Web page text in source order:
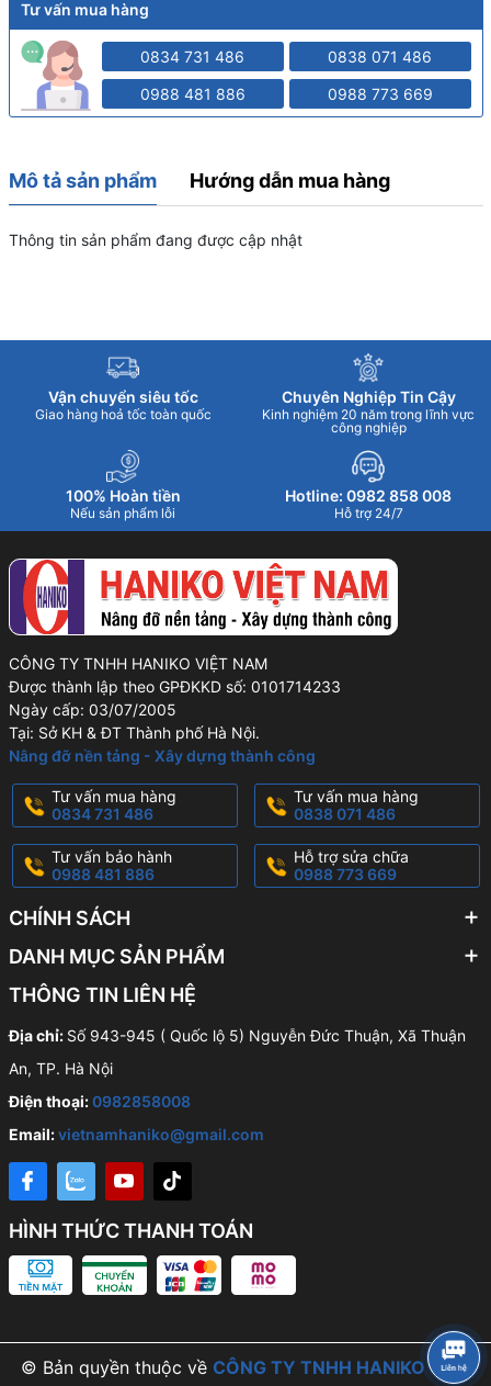
Tư vấn mua hàng
0834 731 486 0838 071 486
0988 481 886 0988 773 669
Mô tả sản phẩm Hướng dẫn mua hàng
Thông tin sản phẩm đang được cập nhật
Vận chuyển siêu tốc
Giao hàng hoả tốc toàn quốc
Chuyên Nghiệp Tin Cậy
Kinh nghiệm 20 năm trong lĩnh vực
công nghiệp
100% Hoàn tiền
Nếu sản phẩm lỗi
Hotline: 0982 858 008
Hỗ trợ 24/7
CÔNG TY TNHH HANIKO VIỆT NAM
Được thành lập theo GPĐKKD số: 0101714233
Ngày cấp: 03/07/2005
Tại: Sở KH & ĐT Thành phố Hà Nội.
Nâng đỡ nền tảng - Xây dựng thành công
Tư vấn mua hàng
0834 731 486
Tư vấn mua hàng
0838 071 486
Tư vấn bảo hành
0988 481 886
Hỗ trợ sửa chữa
0988 773 669
CHÍNH SÁCH
DANH MỤC SẢN PHẨM
THÔNG TIN LIÊN HỆ
Địa chỉ: Số 943-945 ( Quốc lộ 5) Nguyễn Đức Thuận, Xã Thuận
An, TP. Hà Nội
Điện thoại:0982858008
Email:vietnamhaniko@gmail.com
HÌNH THỨC THANH TOÁN
© Bản quyền thuộc về CÔNG TY TNHH HANIKO VIỆT